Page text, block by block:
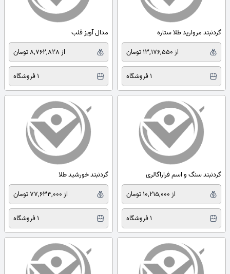
گردنبند مروارید طلا ستاره
از 13,176,550 تومان
1 فروشگاه
مدال آویز قلب
از 8,762,828 تومان
1 فروشگاه
گردنبند سنگ و اسم فراراگالری
از 10,215,000 تومان
1 فروشگاه
گردنبند خورشید طلا
از 77,634,000 تومان
1 فروشگاه